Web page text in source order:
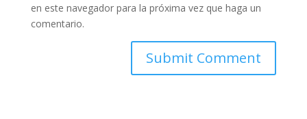
en este navegador para la próxima vez que haga un
comentario.